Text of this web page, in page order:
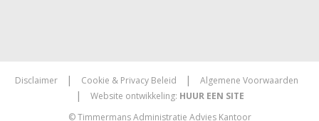
Disclaimer | Cookie & Privacy Beleid | Algemene Voorwaarden
| Website ontwikkeling: HUUR EEN SITE
© Timmermans Administratie Advies Kantoor